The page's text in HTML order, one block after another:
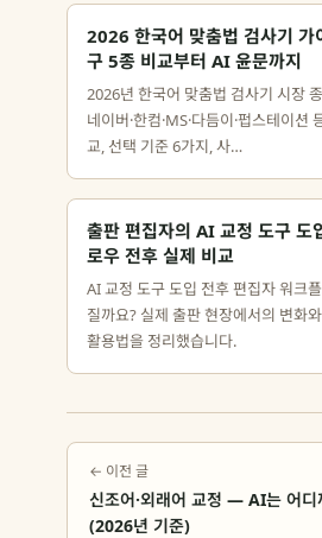
2026 한국어 맞춤법 검사기
구 5종 비교부터 AI 윤문까지
2026년 한국어 맞춤법 검사기 시장
네이버·한컴·MS·다듬이·펍스테이션
교, 선택 기준 6가지, 사…
출판 편집자의 AI 교정 도구
로우 전후 실제 비교
AI 교정 도구 도입 전후 편집자 워크
질까요? 실제 출판 현장에서의 변화
활용법을 정리했습니다.
← 이전 글
신조어·외래어 교정 — AI는 어디
(2026년 기준)